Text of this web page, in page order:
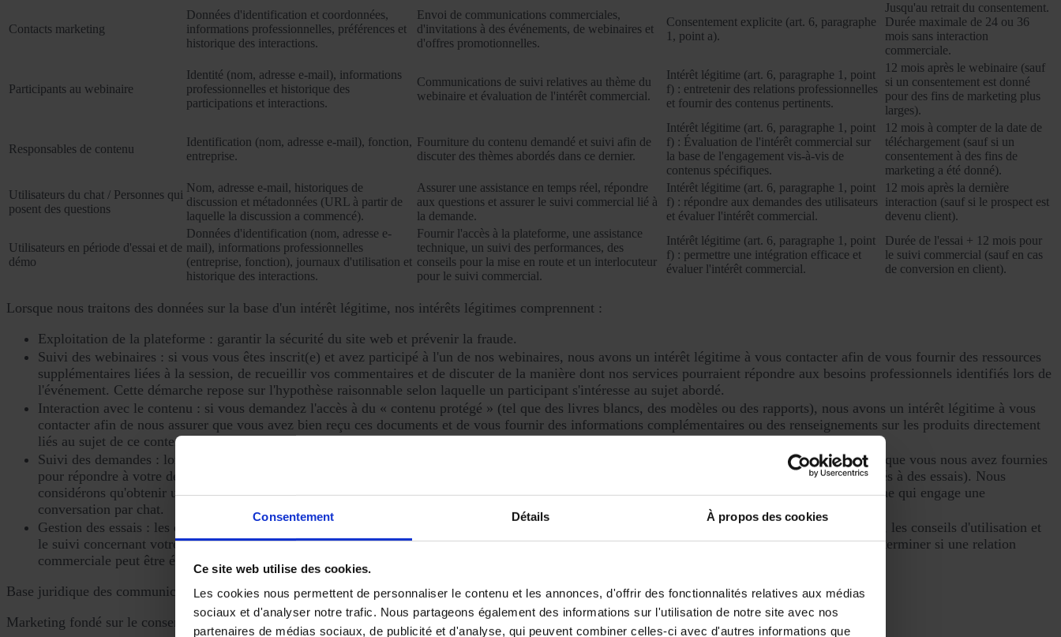
Consentement Détails À propos des cookies
Ce site web utilise des cookies.
Les cookies nous permettent de personnaliser le contenu et les annonces, d'offrir des fonctionnalités relatives aux médias
sociaux et d'analyser notre trafic. Nous partageons également des informations sur l'utilisation de notre site avec nos
partenaires de médias sociaux, de publicité et d'analyse, qui peuvent combiner celles-ci avec d'autres informations que
Contacts marketing
Données d'identification et coordonnées,
informations professionnelles, préférences et
historique des interactions.
Envoi de communications commerciales,
d'invitations à des événements, de webinaires et
d'offres promotionnelles.
Consentement explicite (art. 6, paragraphe
1, point a).
Jusqu'au retrait du consentement.
Durée maximale de 24 ou 36
mois sans interaction
commerciale.
Participants au webinaire
Identité (nom, adresse e-mail), informations
professionnelles et historique des
participations et interactions.
Communications de suivi relatives au thème du
webinaire et évaluation de l'intérêt commercial.
Intérêt légitime (art. 6, paragraphe 1, point
f) : entretenir des relations professionnelles
et fournir des contenus pertinents.
12 mois après le webinaire (sauf
si un consentement est donné
pour des fins de marketing plus
larges).
Responsables de contenu
Identification (nom, adresse e-mail), fonction,
entreprise.
Fourniture du contenu demandé et suivi afin de
discuter des thèmes abordés dans ce dernier.
Intérêt légitime (art. 6, paragraphe 1, point
f) : Évaluation de l'intérêt commercial sur
la base de l'engagement vis-à-vis de
contenus spécifiques.
12 mois à compter de la date de
téléchargement (sauf si un
consentement à des fins de
marketing a été donné).
Utilisateurs du chat / Personnes qui
posent des questions
Nom, adresse e-mail, historiques de
discussion et métadonnées (URL à partir de
laquelle la discussion a commencé).
Assurer une assistance en temps réel, répondre
aux questions et assurer le suivi commercial lié à
la demande.
Intérêt légitime (art. 6, paragraphe 1, point
f) : répondre aux demandes des utilisateurs
et évaluer l'intérêt commercial.
12 mois après la dernière
interaction (sauf si le prospect est
devenu client).
Utilisateurs en période d'essai et de
démo
Données d'identification (nom, adresse e-
mail), informations professionnelles
(entreprise, fonction), journaux d'utilisation et
historique des interactions.
Fournir l'accès à la plateforme, une assistance
technique, un suivi des performances, des
conseils pour la mise en route et un interlocuteur
pour le suivi commercial.
Intérêt légitime (art. 6, paragraphe 1, point
f) : permettre une intégration efficace et
évaluer l'intérêt commercial.
Durée de l'essai + 12 mois pour
le suivi commercial (sauf en cas
de conversion en client).
Lorsque nous traitons des données sur la base d'un intérêt légitime, nos intérêts légitimes comprennent :
Exploitation de la plateforme : garantir la sécurité du site web et prévenir la fraude.
Suivi des webinaires : si vous vous êtes inscrit(e) et avez participé à l'un de nos webinaires, nous avons un intérêt légitime à vous contacter afin de vous fournir des ressources
supplémentaires liées à la session, de recueillir vos commentaires et de discuter de la manière dont nos services pourraient répondre aux besoins professionnels identifiés lors de
l'événement. Cette démarche repose sur l'hypothèse raisonnable selon laquelle un participant s'intéresse au sujet abordé.
Interaction avec le contenu : si vous demandez l'accès à du « contenu protégé » (tel que des livres blancs, des modèles ou des rapports), nous avons un intérêt légitime à vous
contacter afin de nous assurer que vous avez bien reçu ces documents et de vous fournir des informations complémentaires ou des renseignements sur les produits directement
liés au sujet de ce contenu.
Suivi des demandes : lorsque vous nous contactez via le service de chat de notre site web, nous avons un intérêt légitime à utiliser les coordonnées que vous nous avez fournies
pour répondre à votre demande et assurer le suivi de votre intérêt pour nos services (par exemple, par le biais d'e-mails de promotion du SDR ou liés à des essais). Nous
considérons qu'obtenir une réponse utile et explorer une éventuelle relation commerciale constituent une attente raisonnable de la part d'une personne qui engage une
conversation par chat.
Gestion des essais : les communications relatives spécifiquement à votre essai ou à votre démonstration (telles que les instructions de configuration, les conseils d'utilisation et
le suivi concernant votre expérience) sont traitées au titre de notre intérêt légitime visant à vous permettre de tirer le meilleur parti de l'essai et à déterminer si une relation
commerciale peut être établie.
Base juridique des communications marketing
Marketing fondé sur le consentement (art. 6, paragraphe 1, point a) :